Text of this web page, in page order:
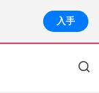
入手